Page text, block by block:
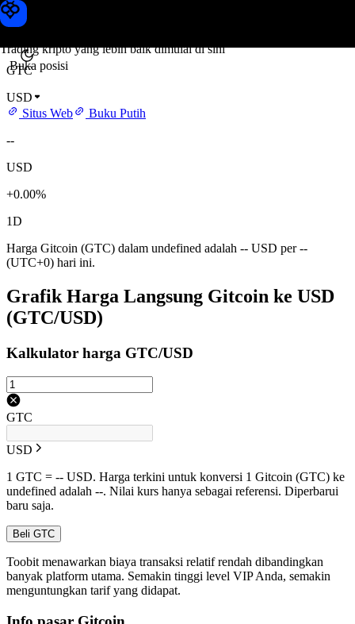
Trading kripto yang lebih baik dimulai di sini
Buka posisi
Harga Gitcoin
GTC
USD
Situs Web
Buku Putih
--
USD
+0.00%
1D
Harga Gitcoin (GTC) dalam undefined adalah -- USD per --
(UTC+0) hari ini.
Grafik Harga Langsung Gitcoin ke USD
(GTC/USD)
Kalkulator harga GTC/USD
GTC
USD
1 GTC = -- USD. Harga terkini untuk konversi 1 Gitcoin (GTC) ke
undefined adalah --. Nilai kurs hanya sebagai referensi. Diperbarui
baru saja.
Beli GTC
Toobit menawarkan biaya transaksi relatif rendah dibandingkan
banyak platform utama. Semakin tinggi level VIP Anda, semakin
menguntungkan tarif yang didapat.